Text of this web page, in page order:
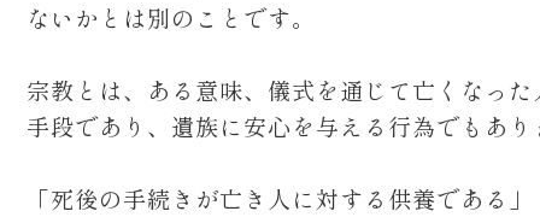
ないかとは別のことです。
宗教とは、ある意味、儀式を通じて亡くなっ
手段であり、遺族に安心を与える行為でもあ
「死後の手続きが亡き人に対する供養である